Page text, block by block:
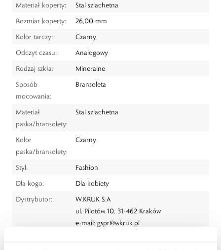
Materiał koperty:
Stal szlachetna
Rozmiar koperty:
26,00 mm
Kolor tarczy:
Czarny
Odczyt czasu:
Analogowy
Rodzaj szkła:
Mineralne
Sposób
mocowania:
Bransoleta
Materiał
paska/bransolety:
Stal szlachetna
Kolor
paska/bransolety:
Czarny
Styl:
Fashion
Dla kogo:
Dla kobiety
Dystrybutor:
W.KRUK S.A
ul. Pilotów 10, 31-462 Kraków
e-mail: gspr@wkruk.pl